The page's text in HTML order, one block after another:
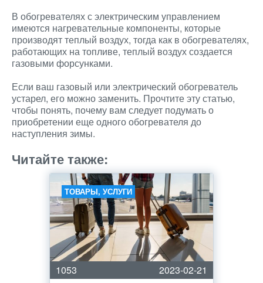
В обогревателях с электрическим управлением
имеются нагревательные компоненты, которые
производят теплый воздух, тогда как в обогревателях,
работающих на топливе, теплый воздух создается
газовыми форсунками.
Если ваш газовый или электрический обогреватель
устарел, его можно заменить. Прочтите эту статью,
чтобы понять, почему вам следует подумать о
приобретении еще одного обогревателя до
наступления зимы.
Читайте также:
ТОВАРЫ, УСЛУГИ
1053
2023-02-21